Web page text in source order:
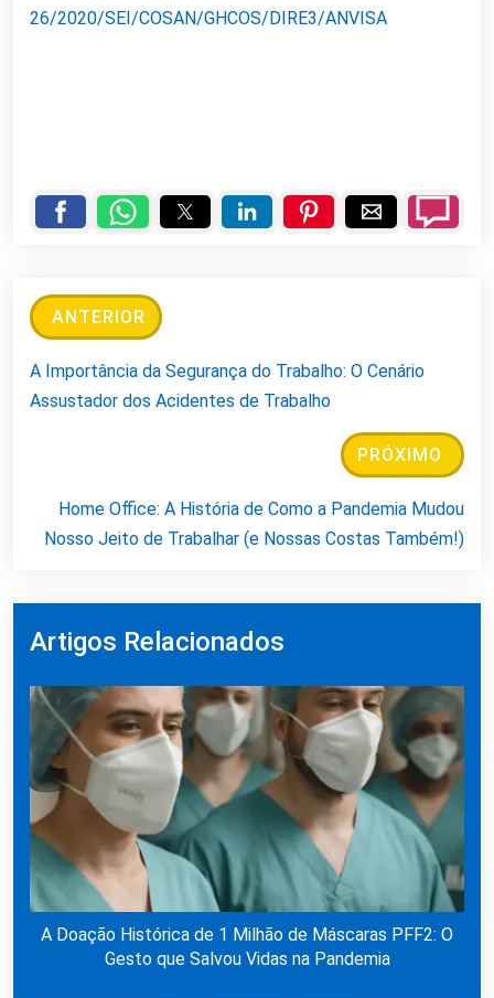
26/2020/SEI/COSAN/GHCOS/DIRE3/ANVISA
ANTERIOR
A Importância da Segurança do Trabalho: O Cenário
Assustador dos Acidentes de Trabalho
PRÓXIMO
Home Office: A História de Como a Pandemia Mudou
Nosso Jeito de Trabalhar (e Nossas Costas Também!)
Artigos Relacionados
A Doação Histórica de 1 Milhão de Máscaras PFF2: O
Gesto que Salvou Vidas na Pandemia